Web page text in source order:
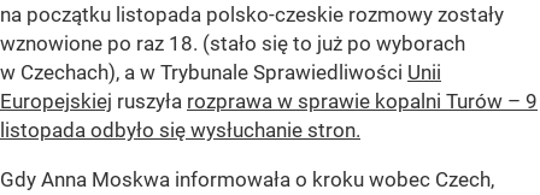
na początku listopada polsko-czeskie rozmowy zostały
wznowione po raz 18. (stało się to już po wyborach
w Czechach), a w Trybunale Sprawiedliwości Unii
Europejskiej ruszyła rozprawa w sprawie kopalni Turów – 9
listopada odbyło się wysłuchanie stron.
Gdy Anna Moskwa informowała o kroku wobec Czech,